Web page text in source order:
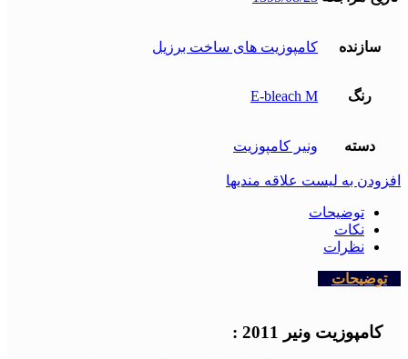
سازنده کامپوزیت های ساخت برزیل
رنگ E-bleach M
دسته ونیر کامپوزیت
افزودن به لیست علاقه مندیها
توضیحات
نکات
نظرات
توضیحات
کامپوزیت ونیر 2011 :